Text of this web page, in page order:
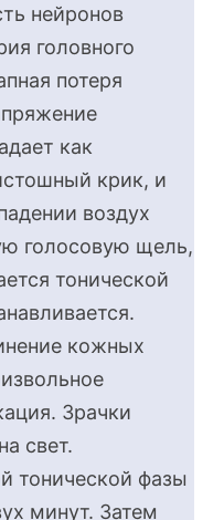
нейронов
головного
потеря
как
крик, и
воздух
голосовую щель,
тонической
кожных
Зрачки
свет.
тонической фазы
минут. Затем